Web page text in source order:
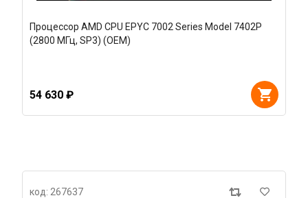
Процессор AMD CPU EPYC 7002 Series Model 7402P
(2800 МГц, SP3) (OEM)
54 630 ₽
код: 267637